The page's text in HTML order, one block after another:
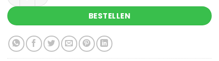
BESTELLEN